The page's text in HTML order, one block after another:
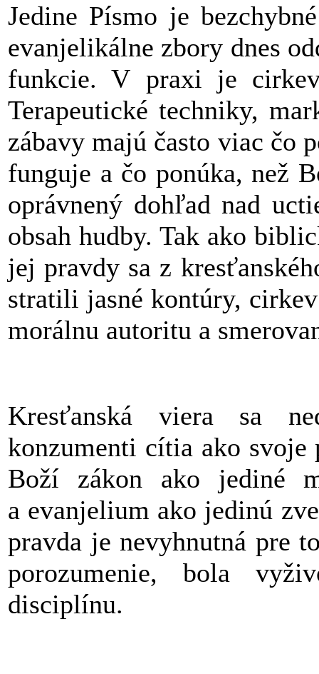
Jedine Písmo je
evanjelikálne zbory dnes
funkcie. V praxi je
Terapeutické techniky,
zábavy majú často viac čo
funguje a čo ponúka, než
oprávnený dohľad nad
obsah hudby. Tak ako
jej pravdy sa z
stratili jasné kontúry,
morálnu autoritu a
Kresťanská viera sa
konzumenti cítia ako
Boží zákon ako jediné
a evanjelium ako jedinú
pravda je nevyhnutná pre
porozumenie, bola
disciplínu.